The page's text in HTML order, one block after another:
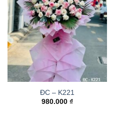
ĐC – K221
980.000 ₫